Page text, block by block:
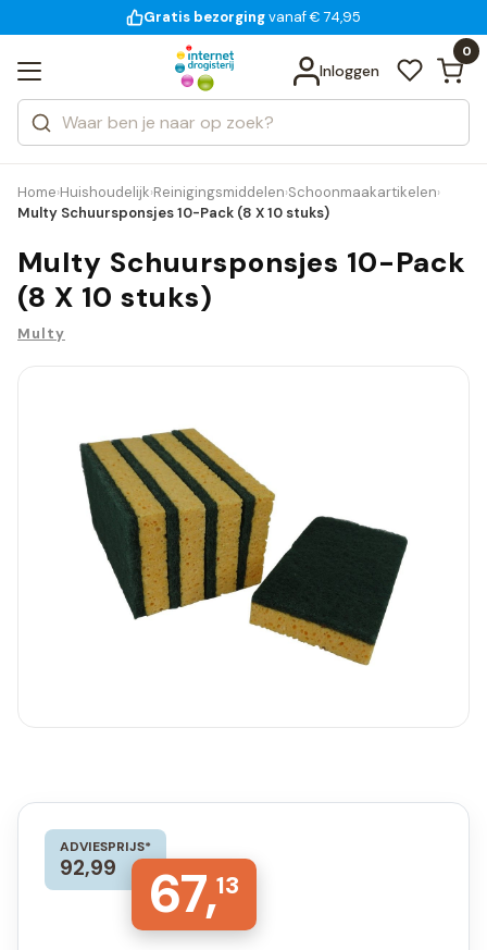
voor 18:00 uur besteld
Gratis bezorgingvanaf € 74,95
14 dagen bedenktijd
Inloggen
0
Zoeken
Categorieën
Merken
Bekijk alle resultaten
Home›Huishoudelijk›Reinigingsmiddelen›Schoonmaakartikelen›
Multy Schuursponsjes 10-Pack (8 X 10 stuks)
Multy Schuursponsjes 10-Pack
(8 X 10 stuks)
Multy
ADVIESPRIJS*
92,99 67,13